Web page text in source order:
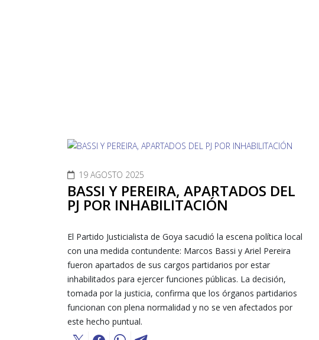
19 AGOSTO 2025
BASSI Y PEREIRA, APARTADOS DEL
PJ POR INHABILITACIÓN
El Partido Justicialista de Goya sacudió la escena política local
con una medida contundente: Marcos Bassi y Ariel Pereira
fueron apartados de sus cargos partidarios por estar
inhabilitados para ejercer funciones públicas. La decisión,
tomada por la justicia, confirma que los órganos partidarios
funcionan con plena normalidad y no se ven afectados por
este hecho puntual.